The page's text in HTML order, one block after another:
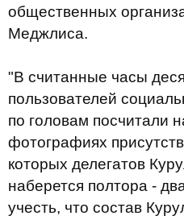
общественных
Меджлиса.
"В считанные часы
пользователей
по головам посчитали
фотографиях
которых делегатов
наберется полтора -
учесть, что состав